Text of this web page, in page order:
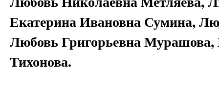
Екатерина Ивановна Сумина,
Любовь Григорьевна Мурашова,
Тихонова.